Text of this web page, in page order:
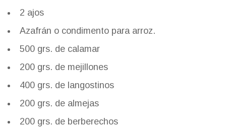
2 ajos
Azafrán o condimento para arroz.
500 grs. de calamar
200 grs. de mejillones
400 grs. de langostinos
200 grs. de almejas
200 grs. de berberechos